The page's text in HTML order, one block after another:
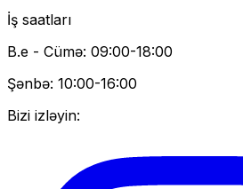
İş saatları
B.e - Cümə: 09:00-18:00
Şənbə: 10:00-16:00
Bizi izləyin: